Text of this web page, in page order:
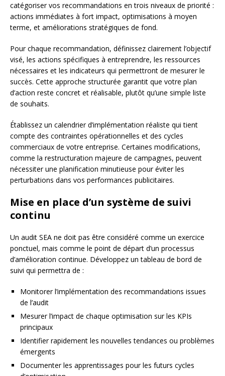
catégoriser vos recommandations en trois niveaux de priorité :
actions immédiates à fort impact, optimisations à moyen
terme, et améliorations stratégiques de fond.
Pour chaque recommandation, définissez clairement l’objectif
visé, les actions spécifiques à entreprendre, les ressources
nécessaires et les indicateurs qui permettront de mesurer le
succès. Cette approche structurée garantit que votre plan
d’action reste concret et réalisable, plutôt qu’une simple liste
de souhaits.
Établissez un calendrier d’implémentation réaliste qui tient
compte des contraintes opérationnelles et des cycles
commerciaux de votre entreprise. Certaines modifications,
comme la restructuration majeure de campagnes, peuvent
nécessiter une planification minutieuse pour éviter les
perturbations dans vos performances publicitaires.
Mise en place d’un système de suivi
continu
Un audit SEA ne doit pas être considéré comme un exercice
ponctuel, mais comme le point de départ d’un processus
d’amélioration continue. Développez un tableau de bord de
suivi qui permettra de :
Monitorer l’implémentation des recommandations issues
de l’audit
Mesurer l’impact de chaque optimisation sur les KPIs
principaux
Identifier rapidement les nouvelles tendances ou problèmes
émergents
Documenter les apprentissages pour les futurs cycles